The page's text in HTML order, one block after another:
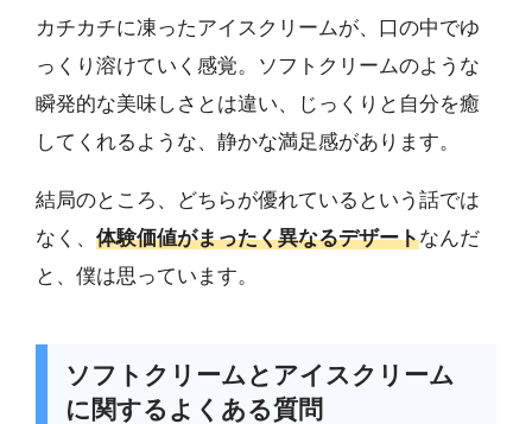
カチカチに凍ったアイスクリームが、口の中でゆ
っくり溶けていく感覚。ソフトクリームのような
瞬発的な美味しさとは違い、じっくりと自分を癒
してくれるような、静かな満足感があります。
結局のところ、どちらが優れているという話では
なく、 体験価値がまったく異なるデザートなんだ
と、僕は思っています。
ソフトクリームとアイスクリーム
に関するよくある質問